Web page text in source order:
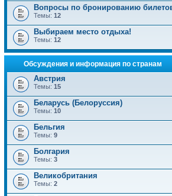
Вопросы по бронированию
Темы: 12
Выбираем место отдыха!
Темы: 12
Обсуждения и информация по странам
Австрия
Темы: 15
Беларусь (Белоруссия)
Темы: 10
Бельгия
Темы: 9
Болгария
Темы: 3
Великобритания
Темы: 2